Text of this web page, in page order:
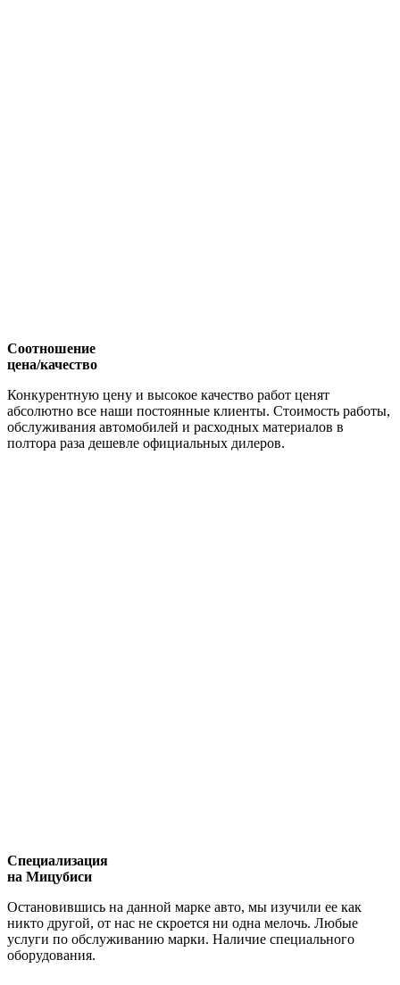
Соотношение
цена/качество
Конкурентную цену и высокое качество работ ценят
абсолютно все наши постоянные клиенты. Стоимость работы,
обслуживания автомобилей и расходных материалов в
полтора раза дешевле официальных дилеров.
Специализация
на Мицубиси
Остановившись на данной марке авто, мы изучили ее как
никто другой, от нас не скроется ни одна мелочь. Любые
услуги по обслуживанию марки. Наличие специального
оборудования.